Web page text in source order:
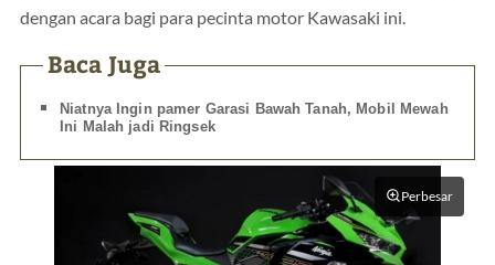
dengan acara bagi para pecinta motor Kawasaki ini.
Baca Juga
Niatnya Ingin pamer Garasi Bawah Tanah, Mobil Mewah
Ini Malah jadi Ringsek
Perbesar